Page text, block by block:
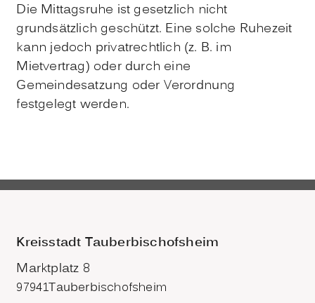
Die Mittagsruhe ist gesetzlich nicht
grundsätzlich geschützt. Eine solche Ruhezeit
kann jedoch privatrechtlich (z. B. im
Mietvertrag) oder durch eine
Gemeindesatzung oder Verordnung
festgelegt werden.
Kreisstadt Tauberbischofsheim
Marktplatz 8
97941Tauberbischofsheim